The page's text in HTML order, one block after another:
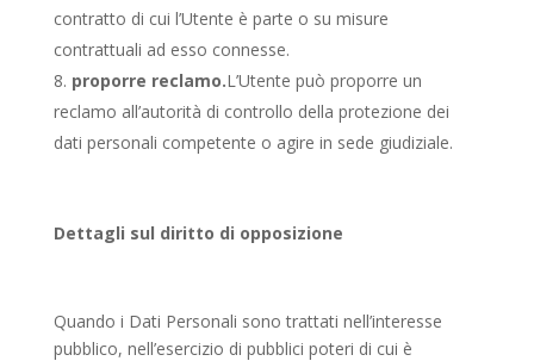
contratto di cui l’Utente è parte o su misure
contrattuali ad esso connesse.
proporre reclamo.L’Utente può proporre un
reclamo all’autorità di controllo della protezione dei
dati personali competente o agire in sede giudiziale.
Dettagli sul diritto di opposizione
Quando i Dati Personali sono trattati nell’interesse
pubblico, nell’esercizio di pubblici poteri di cui è